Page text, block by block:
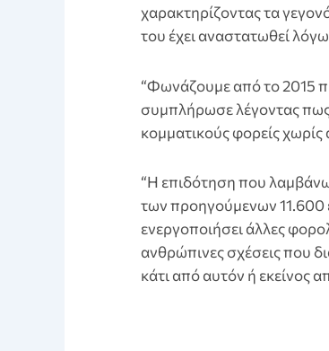
χαρακτηρίζοντας τα
του έχει αναστατωθεί
“Φωνάζουμε από το 2015
συμπλήρωσε λέγοντας πως
κομματικούς φορείς
“Η επιδότηση που
των προηγούμενων 11.600
ενεργοποιήσει άλλες
ανθρώπινες σχέσεις που
κάτι από αυτόν ή εκείνος